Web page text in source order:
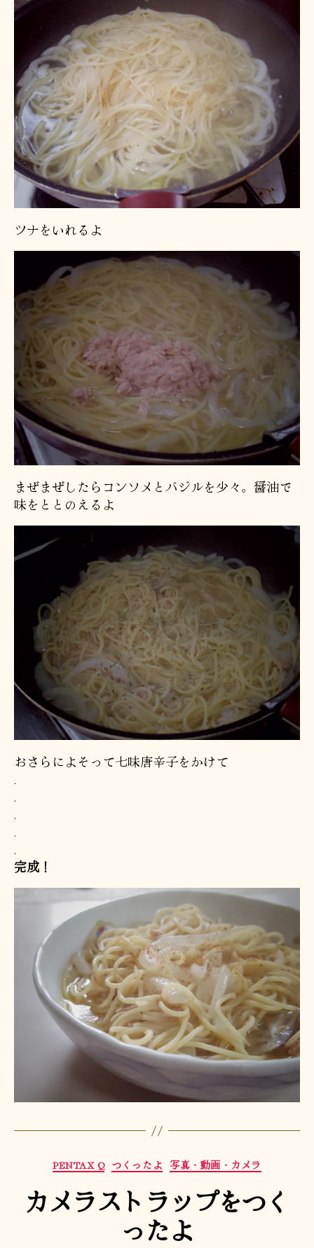
ツナをいれるよ
まぜまぜしたらコンソメとバジルを少々。醤油で
味をととのえるよ
おさらによそって七味唐辛子をかけて
.
.
.
.
.
完成！
カ
テ
ゴ
リ
ー
PENTAX Q つくったよ 写真・動画・カメラ
カメラストラップをつく
ったよ